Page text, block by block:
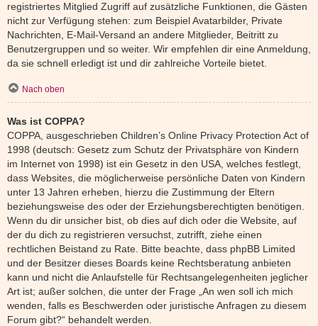
registriertes Mitglied Zugriff auf zusätzliche Funktionen, die Gästen
nicht zur Verfügung stehen: zum Beispiel Avatarbilder, Private
Nachrichten, E-Mail-Versand an andere Mitglieder, Beitritt zu
Benutzergruppen und so weiter. Wir empfehlen dir eine Anmeldung,
da sie schnell erledigt ist und dir zahlreiche Vorteile bietet.
Nach oben
Was ist COPPA?
COPPA, ausgeschrieben Children’s Online Privacy Protection Act of
1998 (deutsch: Gesetz zum Schutz der Privatsphäre von Kindern
im Internet von 1998) ist ein Gesetz in den USA, welches festlegt,
dass Websites, die möglicherweise persönliche Daten von Kindern
unter 13 Jahren erheben, hierzu die Zustimmung der Eltern
beziehungsweise des oder der Erziehungsberechtigten benötigen.
Wenn du dir unsicher bist, ob dies auf dich oder die Website, auf
der du dich zu registrieren versuchst, zutrifft, ziehe einen
rechtlichen Beistand zu Rate. Bitte beachte, dass phpBB Limited
und der Besitzer dieses Boards keine Rechtsberatung anbieten
kann und nicht die Anlaufstelle für Rechtsangelegenheiten jeglicher
Art ist; außer solchen, die unter der Frage „An wen soll ich mich
wenden, falls es Beschwerden oder juristische Anfragen zu diesem
Forum gibt?“ behandelt werden.